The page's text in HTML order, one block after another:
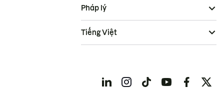
Pháp lý
Tiếng Việt